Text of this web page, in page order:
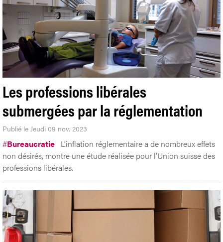
Les professions libérales
submergées par la réglementation
Publié le Jeudi 09 nov. 2023
#Bureaucratie L’inflation réglementaire a de nombreux effets
non désirés, montre une étude réalisée pour l’Union suisse des
professions libérales.